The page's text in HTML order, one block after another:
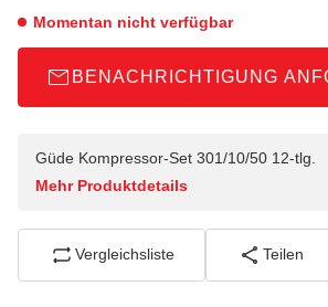
Momentan nicht verfügbar
BENACHRICHTIGUNG
Güde Kompressor-Set 301/10/50 12-tlg.
Mehr Produktdetails
Vergleichsliste Teilen